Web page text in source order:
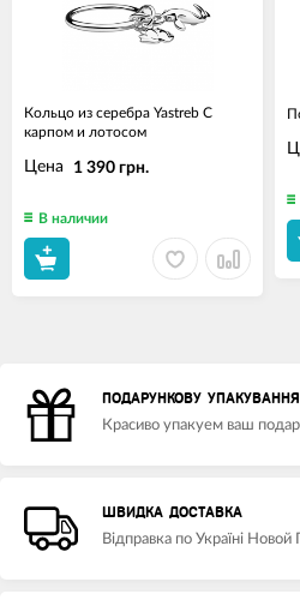
Кольцо из серебра Yastreb С
карпом и лотосом
Цена 1 390 грн.
В наличии
ПОДАРУНКОВУ УПАКУВАННЯ
Красиво упакуем ваш
ШВИДКА ДОСТАВКА
Відправка по Україні